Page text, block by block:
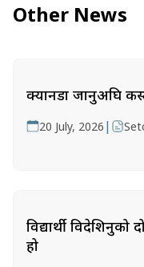
Other News
क्यानडा जानुअघि
20 July, 2026 |
विद्यार्थी
हो